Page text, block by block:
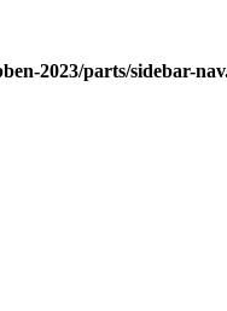
2023/parts/sidebar-